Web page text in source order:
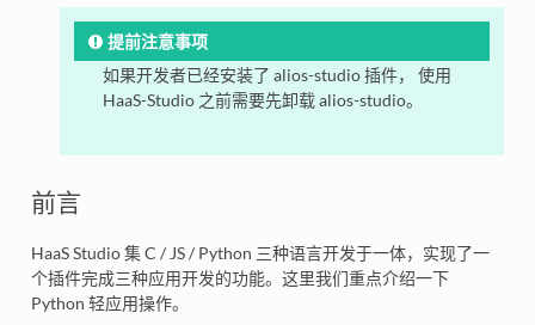
提前注意事项
如果开发者已经安装了 alios-studio 插件， 使用
HaaS-Studio 之前需要先卸载 alios-studio。
前言
HaaS Studio 集 C / JS / Python 三种语言开发于一体，实现了一
个插件完成三种应用开发的功能。这里我们重点介绍一下
Python 轻应用操作。